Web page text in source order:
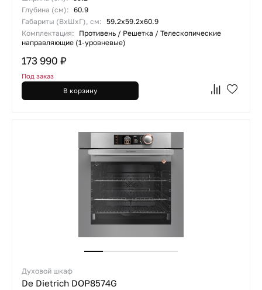
Глубина (см): 60.9
Габариты (ВхШхГ), см: 59.2х59.2х60.9
Комплектация:
Противень / Решетка / Телескопические
направляющие (1-уровневые)
173 990 ₽
Под заказ
В корзину
Духовой шкаф
De Dietrich DOP8574G